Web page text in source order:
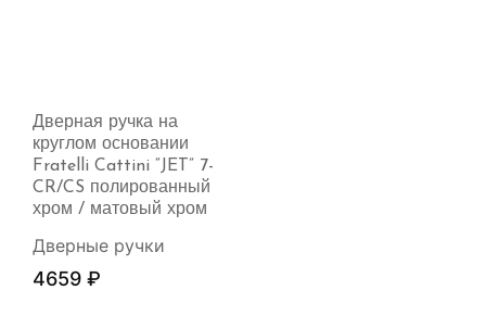
Дверная ручка на
круглом основании
Fratelli Cattini “JET” 7-
CR/CS полированный
хром / матовый хром
Дверные ручки
4659 ₽